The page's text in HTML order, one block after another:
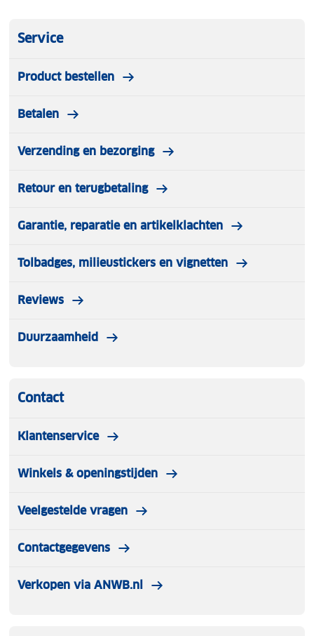
Service
Product bestellen
Betalen
Verzending en bezorging
Retour en terugbetaling
Garantie, reparatie en artikelklachten
Tolbadges, milieustickers en vignetten
Reviews
Duurzaamheid
Contact
Klantenservice
Winkels & openingstijden
Veelgestelde vragen
Contactgegevens
Verkopen via ANWB.nl